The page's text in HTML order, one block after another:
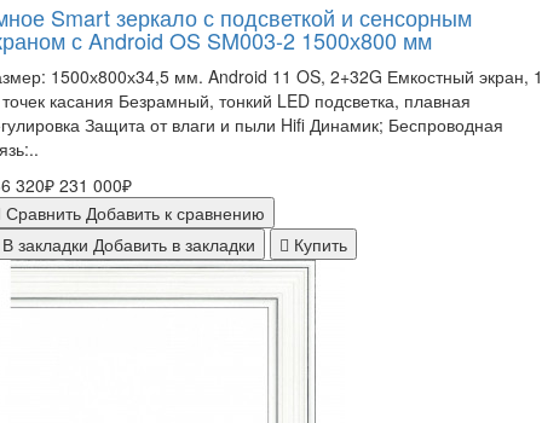
Smart зеркало с подсветкой и сенсорным
с Android OS SM003-2 1500х800 мм
1500х800х34,5 мм. Android 11 OS, 2+32G Емкостный экран,
точек касания Безрамный, тонкий LED подсветка, плавная
Защита от влаги и пыли Hifi Динамик; Беспроводная
320₽ 231 000₽
Сравнить Добавить к сравнению
закладки Добавить в закладки Купить